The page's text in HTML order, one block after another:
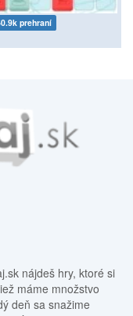
prehraní
nájdeš hry, ktoré si
máme množstvo
deň sa snažime